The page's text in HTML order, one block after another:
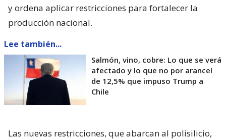
y ordena aplicar restricciones para fortalecer la
producción nacional.
Lee también...
Salmón, vino, cobre: Lo que se verá
afectado y lo que no por arancel
de 12,5% que impuso Trump a
Chile
Las nuevas restricciones, que abarcan al polisilicio,